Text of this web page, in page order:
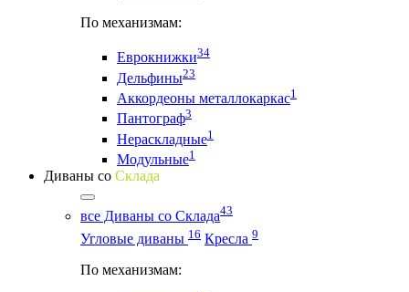
По механизмам:
Еврокнижки34
Дельфины23
Аккордеоны металлокаркас1
Пантограф3
Нераскладные1
Модульные1
Диваны со Склада
все Диваны со Склада43
Угловые диваны 16 Кресла 9
По механизмам: